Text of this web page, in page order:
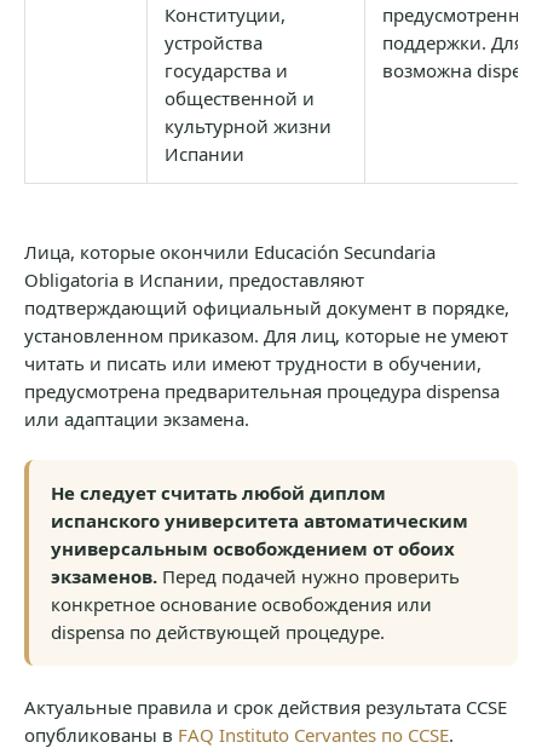
Конституции,
устройства
государства и
общественной и
культурной жизни
Испании
поддержки. Для
возможна
Лица, которые окончили Educación Secundaria
Obligatoria в Испании, предоставляют
подтверждающий официальный документ в порядке,
установленном приказом. Для лиц, которые не умеют
читать и писать или имеют трудности в обучении,
предусмотрена предварительная процедура dispensa
или адаптации экзамена.
Не следует считать любой диплом
испанского университета автоматическим
универсальным освобождением от обоих
экзаменов. Перед подачей нужно проверить
конкретное основание освобождения или
dispensa по действующей процедуре.
Актуальные правила и срок действия результата CCSE
опубликованы в FAQ Instituto Cervantes по CCSE.